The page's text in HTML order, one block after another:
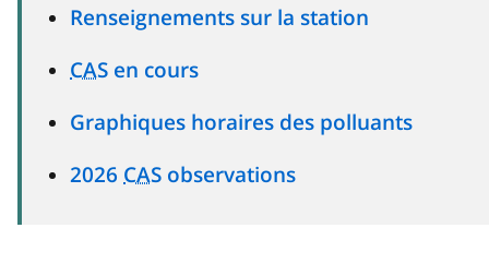
Renseignements sur la station
CAS en cours
Graphiques horaires des polluants
2026 CAS observations